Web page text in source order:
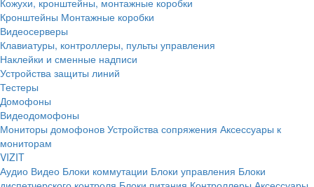
Кожухи, кронштейны, монтажные коробки
Кронштейны Монтажные коробки
Видеосерверы
Клавиатуры, контроллеры, пульты управления
Наклейки и сменные надписи
Устройства защиты линий
Тестеры
Домофоны
Видеодомофоны
Мониторы домофонов Устройства сопряжения Аксессуары к
мониторам
VIZIT
Аудио Видео Блоки коммутации Блоки управления Блоки